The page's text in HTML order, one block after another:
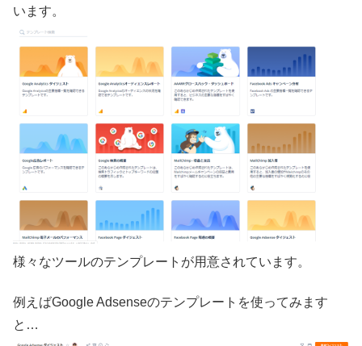
います。
様々なツールのテンプレートが用意されています。
例えばGoogle Adsenseのテンプレートを使ってみます
と…